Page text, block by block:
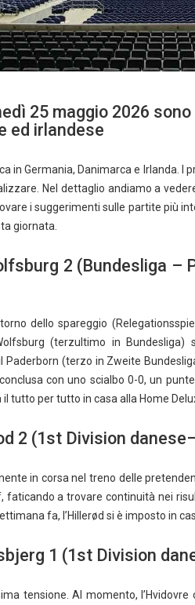
25 maggio 2026
ed irlandese
in Germania, Danimarca e Irlanda. I
Nel dettaglio andiamo a
i suggerimenti sulle partite più
giornata.
2 (Bundesliga
dello spareggio
(terzultimo in
Paderborn (terzo in Zweite
con uno scialbo 0-0, un
tutto per tutto in casa alla Home
2 (1st Division
in corsa nel treno delle
faticando a trovare continuità nei
fa, l’Hillerød si è imposto in
1 (1st Division
tensione. Al momento, l’Hvidovre